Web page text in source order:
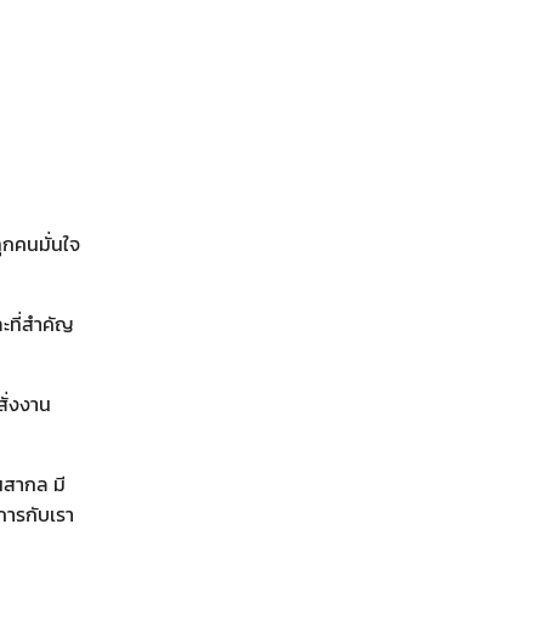
คนมั่นใจ
ะที่สำคัญ
งงาน
ากล มี
รกับเรา